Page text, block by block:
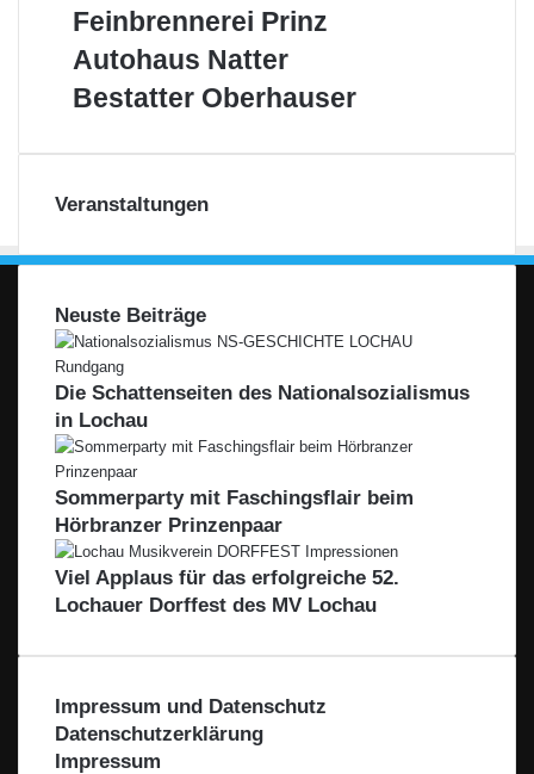
Feinbrennerei
Feinbrennerei Prinz
Autohaus
Autohaus Natter
Bestatter
Bestatter Oberhauser
Veranstaltungen
Neuste Beiträge
Die Schattenseiten des Nationalsozialismus
in Lochau
Sommerparty mit Faschingsflair beim
Hörbranzer Prinzenpaar
Viel Applaus für das erfolgreiche 52.
Lochauer Dorffest des MV Lochau
Impressum und Datenschutz
Datenschutzerklärung
Impressum